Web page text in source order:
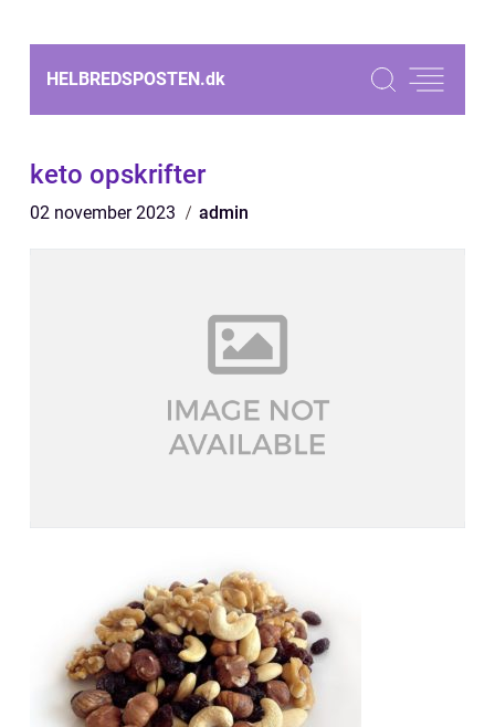
HELBREDSPOSTEN.dk
keto opskrifter
02 november 2023 admin